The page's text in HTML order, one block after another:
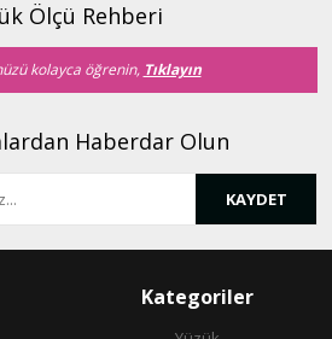
Ölçü Rehberi
kolayca öğrenin, Tıklayın
Haberdar Olun
KAYDET
Kategoriler